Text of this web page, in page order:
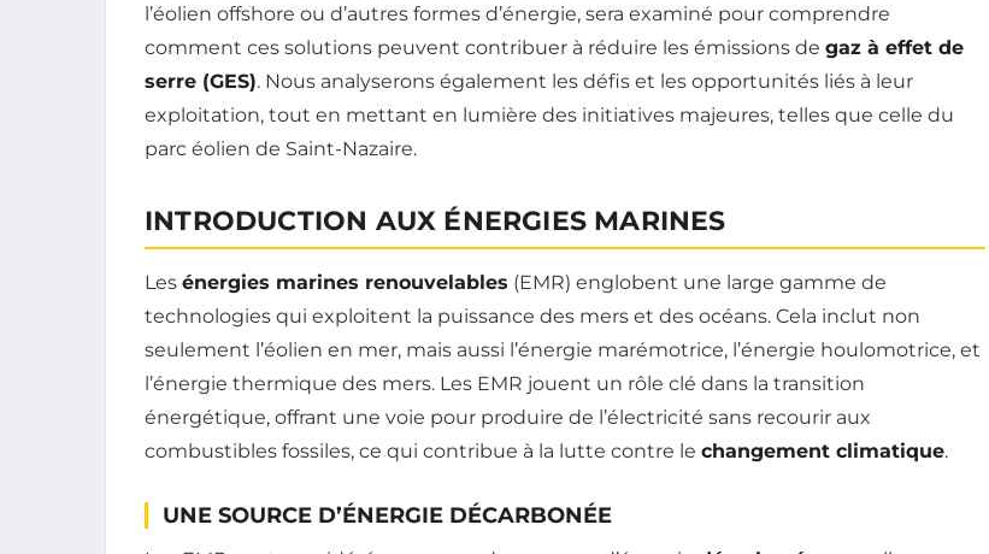
l’éolien offshore ou d’autres formes d’énergie, sera examiné pour comprendre
comment ces solutions peuvent contribuer à réduire les émissions de gaz à effet de
serre (GES). Nous analyserons également les défis et les opportunités liés à leur
exploitation, tout en mettant en lumière des initiatives majeures, telles que celle du
parc éolien de Saint-Nazaire.
INTRODUCTION AUX ÉNERGIES MARINES
Les énergies marines renouvelables (EMR) englobent une large gamme de
technologies qui exploitent la puissance des mers et des océans. Cela inclut non
seulement l’éolien en mer, mais aussi l’énergie marémotrice, l’énergie houlomotrice, et
l’énergie thermique des mers. Les EMR jouent un rôle clé dans la transition
énergétique, offrant une voie pour produire de l’électricité sans recourir aux
combustibles fossiles, ce qui contribue à la lutte contre le changement climatique.
UNE SOURCE D’ÉNERGIE DÉCARBONÉE